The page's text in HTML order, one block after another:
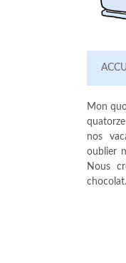
Mon
nos
oublier
Nous